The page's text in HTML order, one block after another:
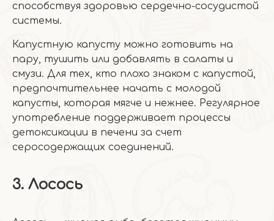
способствуя здоровью сердечно-сосудистой
системы.
Капустную капусту можно готовить на
пару, тушить или добавлять в салаты и
смузи. Для тех, кто плохо знаком с капустой,
предпочтительнее начать с молодой
капусты, которая мягче и нежнее. Регулярное
употребление поддерживает процессы
детоксикации в печени за счет
серосодержащих соединений.
3. Лосось